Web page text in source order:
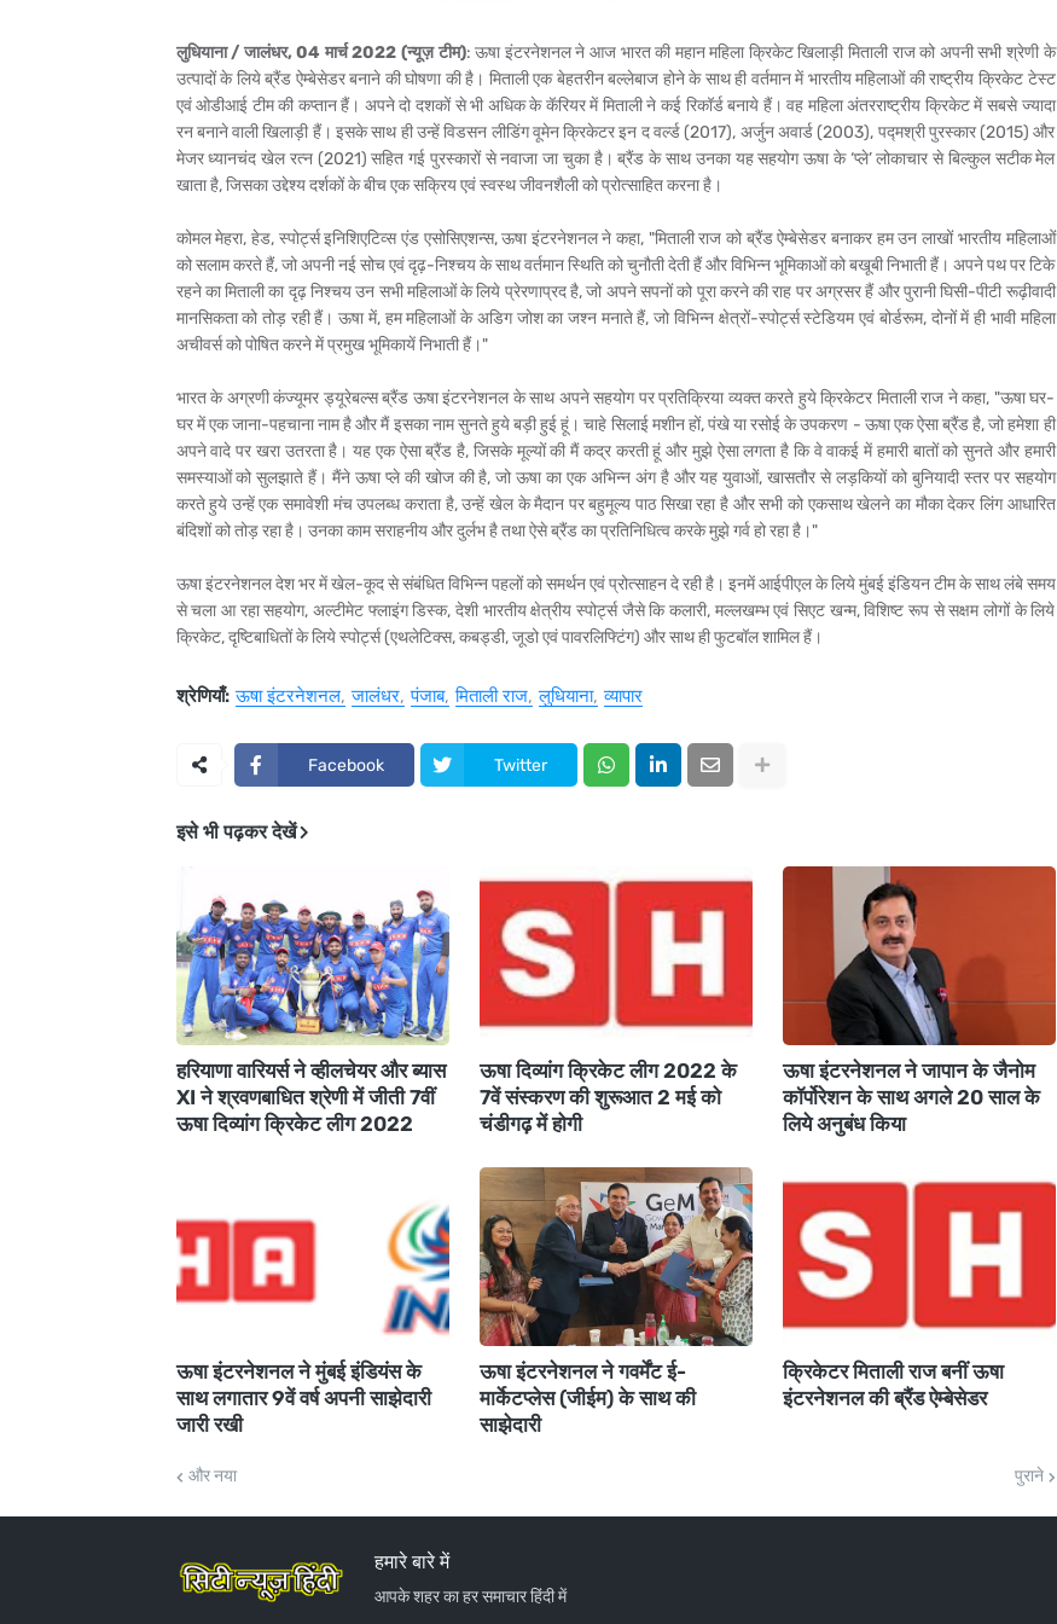
लुधियाना / जालंधर, 04 मार्च 2022 (न्यूज़ टीम): ऊषा इंटरनेशनल ने आज भारत की महान महिला क्रिकेट खिलाड़ी मिताली राज को अपनी सभी श्रेणी के
उत्‍पादों के लिये ब्रैंड ऐम्‍बेसेडर बनाने की घोषणा की है। मिताली एक बेहतरीन बल्‍लेबाज होने के साथ ही वर्तमान में भारतीय महिलाओं की राष्‍ट्रीय क्रिकेट टेस्‍ट
एवं ओडीआई टीम की कप्‍तान हैं। अपने दो दशकों से भी अधिक के कॅरियर में मिताली ने कई रिकॉर्ड बनाये हैं। वह महिला अंतरराष्‍ट्रीय क्रिकेट में सबसे ज्‍यादा
रन बनाने वाली खिलाड़ी हैं। इसके साथ ही उन्‍हें विडसन लीडिंग वूमेन क्रिकेटर इन द वर्ल्‍ड (2017), अर्जुन अवार्ड (2003), पद्मश्री पुरस्‍कार (2015) और
मेजर ध्‍यानचंद खेल रत्‍न (2021) सहित गई पुरस्‍कारों से नवाजा जा चुका है। ब्रैंड के साथ उनका यह सहयोग ऊषा के ‘प्‍ले’ लोकाचार से बिल्‍कुल सटीक मेल
खाता है, जिसका उद्देश्‍य दर्शकों के बीच एक सक्रिय एवं स्‍वस्‍थ जीवनशैली को प्रोत्‍साहित करना है।
कोमल मेहरा, हेड, स्‍पोर्ट्स इनिशिएटिव्‍स एंड एसोसिएशन्‍स, ऊषा इंटरनेशनल ने कहा, "मिताली राज को ब्रैंड ऐम्‍बेसेडर बनाकर हम उन लाखों भारतीय महिलाओं
को सलाम करते हैं, जो अपनी नई सोच एवं दृढ़-निश्‍चय के साथ वर्तमान स्थिति को चुनौती देती हैं और विभिन्‍न भूमिकाओं को बखूबी निभाती हैं। अपने पथ पर टिके
रहने का मिताली का दृढ़ निश्‍चय उन सभी महिलाओं के लिये प्रेरणाप्रद है, जो अपने सपनों को पूरा करने की राह पर अग्रसर हैं और पुरानी घिसी-पीटी रूढ़ीवादी
मानसिकता को तोड़ रही हैं। ऊषा में, हम महिलाओं के अडिग जोश का जश्‍न मनाते हैं, जो विभिन्‍न क्षेत्रों-स्‍पोर्ट्स स्‍टेडियम एवं बोर्डरूम, दोनों में ही भावी महिला
अचीवर्स को पोषित करने में प्रमुख भूमिकायें निभाती हैं।"
भारत के अग्रणी कंज्‍यूमर ड्यूरेबल्‍स ब्रैंड ऊषा इंटरनेशनल के साथ अपने सहयोग पर प्रतिक्रिया व्‍यक्‍त करते हुये क्रिकेटर मिताली राज ने कहा, "ऊषा घर-
घर में एक जाना-पहचाना नाम है और मैं इसका नाम सुनते हुये बड़ी हुई हूं। चाहे सिलाई मशीन हों, पंखे या रसोई के उपकरण - ऊषा एक ऐसा ब्रैंड है, जो हमेशा ही
अपने वादे पर खरा उतरता है। यह एक ऐसा ब्रैंड है, जिसके मूल्‍यों की मैं कद्र करती हूं और मुझे ऐसा लगता है कि वे वाकई में हमारी बातों को सुनते और हमारी
समस्‍याओं को सुलझाते हैं। मैंने ऊषा प्‍ले की खोज की है, जो ऊषा का एक अभिन्‍न अंग है और यह युवाओं, खासतौर से लड़कियों को बुनियादी स्‍तर पर सहयोग
करते हुये उन्‍हें एक समावेशी मंच उपलब्‍ध कराता है, उन्‍हें खेल के मैदान पर बहुमूल्‍य पाठ सिखा रहा है और सभी को एकसाथ खेलने का मौका देकर लिंग आधारित
बंदिशों को तोड़ रहा है। उनका काम सराहनीय और दुर्लभ है तथा ऐसे ब्रैंड का प्रतिनिधित्‍व करके मुझे गर्व हो रहा है।"
ऊषा इंटरनेशनल देश भर में खेल-कूद से संबंधित विभिन्‍न पहलों को समर्थन एवं प्रोत्‍साहन दे रही है। इनमें आईपीएल के लिये मुंबई इंडियन टीम के साथ लंबे समय
से चला आ रहा सहयोग, अल्‍टीमेट फ्लाइंग डिस्‍क, देशी भारतीय क्षेत्रीय स्‍पोर्ट्स जैसे कि कलारी, मल्‍लखम्‍भ एवं सिएट खन्‍म, विशिष्‍ट रूप से सक्षम लोगों के लिये
क्रिकेट, दृष्टिबाधितों के लिये स्‍पोर्ट्स (एथलेटिक्‍स, कबड्डी, जूडो एवं पावरलिफ्टिंग) और साथ ही फुटबॉल शामिल हैं।
श्रेणियाँ: ऊषा इंटरनेशनल जालंधर पंजाब मिताली राज लुधियाना व्यापार
Facebook Twitter
इसे भी पढ़कर देखें
हरियाणा वारियर्स ने व्‍हीलचेयर और ब्‍यास
XI ने श्रवणबाधित श्रेणी में जीती 7वीं
ऊषा दिव्‍यांग क्रिकेट लीग 2022
ऊषा दिव्‍यांग क्रिकेट लीग 2022 के
7वें संस्‍करण की शुरूआत 2 मई को
चंडीगढ़ में होगी
ऊषा इंटरनेशनल ने जापान के जैनोम
कॉर्पोरेशन के साथ अगले 20 साल के
लिये अनुबंध किया
ऊषा इंटरनेशनल ने मुंबई इंडियंस के
साथ लगातार 9वें वर्ष अपनी साझेदारी
जारी रखी
ऊषा इंटरनेशनल ने गवर्मेंट ई-
मार्केटप्लेस (जीईम) के साथ की
साझेदारी
क्रिकेटर मिताली राज बनीं ऊषा
इंटरनेशनल की ब्रैंड ऐम्‍बेसेडर
और नया पुराने
हमारे बारे में
आपके शहर का हर समाचार हिंदी में